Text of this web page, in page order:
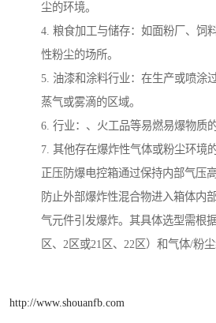
尘的环境。
4. 粮食加工与储存：如面粉厂、饲
性粉尘的场所。
5. 油漆和涂料行业：在生产或喷涂
蒸气或雾滴的区域。
6. 行业：、火工品等易燃易爆物质
7. 其他存在爆炸性气体或粉尘环境
正压防爆电控箱通过保持内部气压
防止外部爆炸性混合物进入箱体内
气元件引发爆炸。其具体选型需根
区、2区或21区、22区）和气体/粉
http://www.shouanfb.com